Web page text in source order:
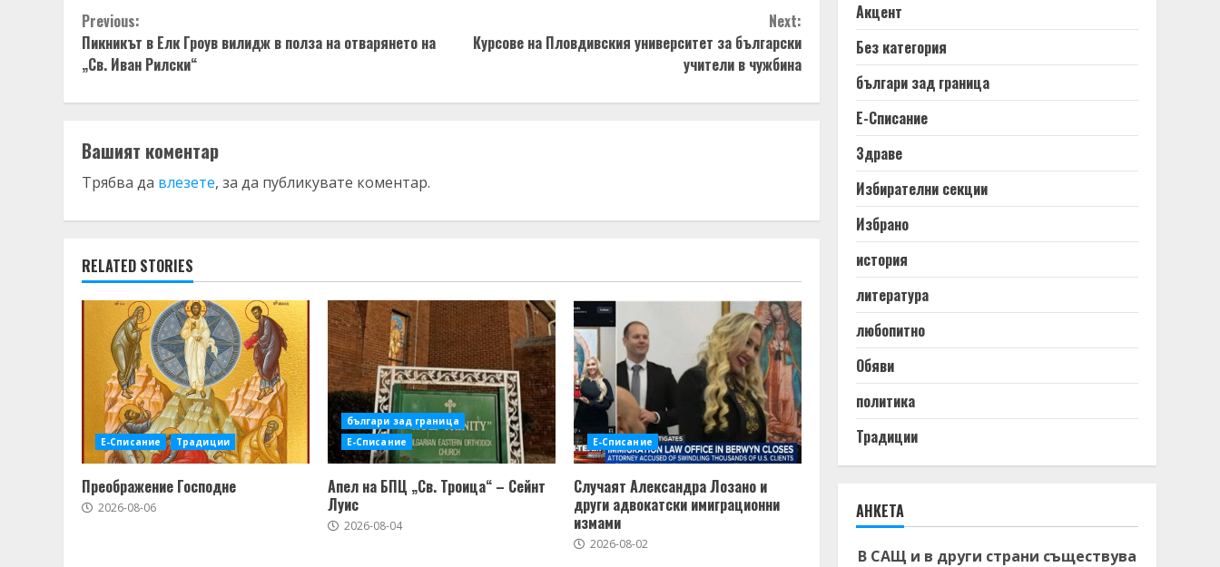
Continue
Reading
Previous:
Пикникът в Елк Гроув вилидж в полза на отварянето на
„Св. Иван Рилски“
Next:
Курсове на Пловдивския университет за български
учители в чужбина
Вашият коментар
Трябва да влезете, за да публикувате коментар.
RELATED STORIES
Е-Списание Традиции
Преображение Господне
2026-08-06
българи зад граница
Е-Списание
Апел на БПЦ „Св. Троица“ – Сейнт
Луис
2026-08-04
Е-Списание
Случаят Александра Лозано и
други адвокатски имиграционни
измами
2026-08-02
Акцент
Без категория
българи зад граница
Е-Списание
Здраве
Избирателни секции
Избрано
история
литература
любопитно
Обяви
политика
Традиции
АНКЕТА
В САЩ и в други страни съществува